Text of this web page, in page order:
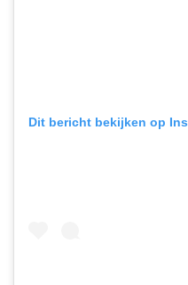
Dit bericht bekijken op